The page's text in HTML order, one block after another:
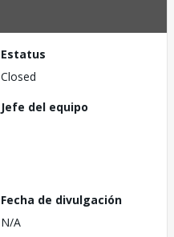
Estatus
Closed
Jefe del equipo
Fecha de divulgación
N/A